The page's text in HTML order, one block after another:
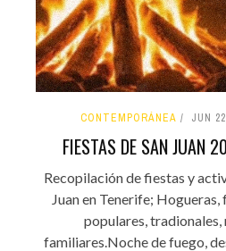
CONTEMPORÁNEA JUN
FIESTAS DE SAN JUAN
Recopilación de fiestas y
Juan en Tenerife;
populares,
familiares.Noche de fuego,